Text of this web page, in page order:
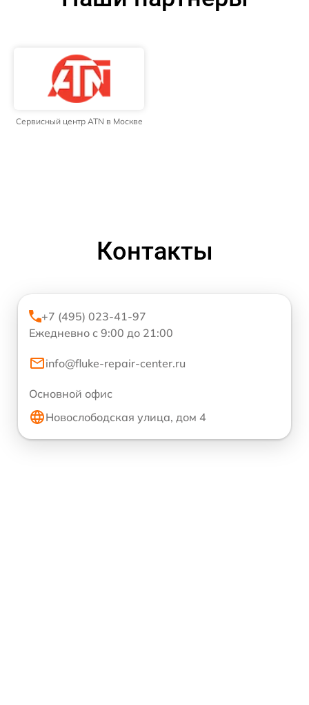
Сервисный центр ATN в Москве
Контакты
+7 (495) 023-41-97
Ежедневно с 9:00 до 21:00
info@fluke-repair-center.ru
Основной офис
Новослободская улица, дом 4